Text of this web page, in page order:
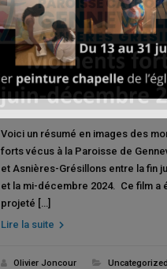
Voici un résumé en images des
forts vécus à la Paroisse de
et Asnières-Grésillons entre la fin
et la mi-décembre 2024. Ce film a
projeté […]
Lire la suite
Olivier Joncour
Uncategorized